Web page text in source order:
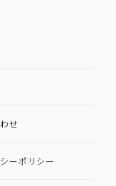
せ
ーポリシー